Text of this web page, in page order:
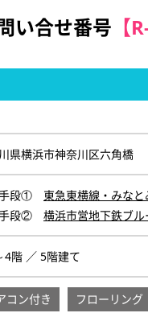
い合せ番号 【
県横浜市神奈川区六角橋
段① 東急東横線・みな
段② 横浜市営地下鉄ブ
4階 ／ 5階建て
コン付き フローリング